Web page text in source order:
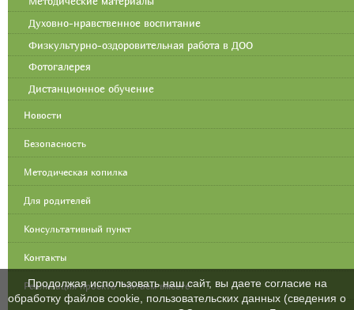
Духовно-нравственное воспитание
Физкультурно-оздоровительная работа в ДОО
Фотогалерея
Дистанционное обучение
Новости
Безопасность
Методическая копилка
Для родителей
Консультативный пункт
Контакты
Реализация проекта "Читаем вместе"
Продолжая использовать наш сайт, вы даете согласие на
обработку файлов cookie, пользовательских данных (сведения о